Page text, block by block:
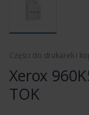
Części do drukarek i
Xerox
TOK